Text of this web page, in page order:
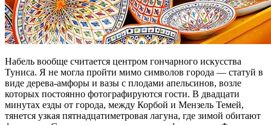
Набель вообще считается центром гончарного искусства
Туниса. Я не могла пройти мимо символов города — статуй в
виде дерева-амфоры и вазы с плодами апельсинов, возле
которых постоянно фотографируются гости. В двадцати
минутах езды от города, между Корбой и Мензель Темей,
тянется узкая пятнадцатиметровая лагуна, где зимой обитают